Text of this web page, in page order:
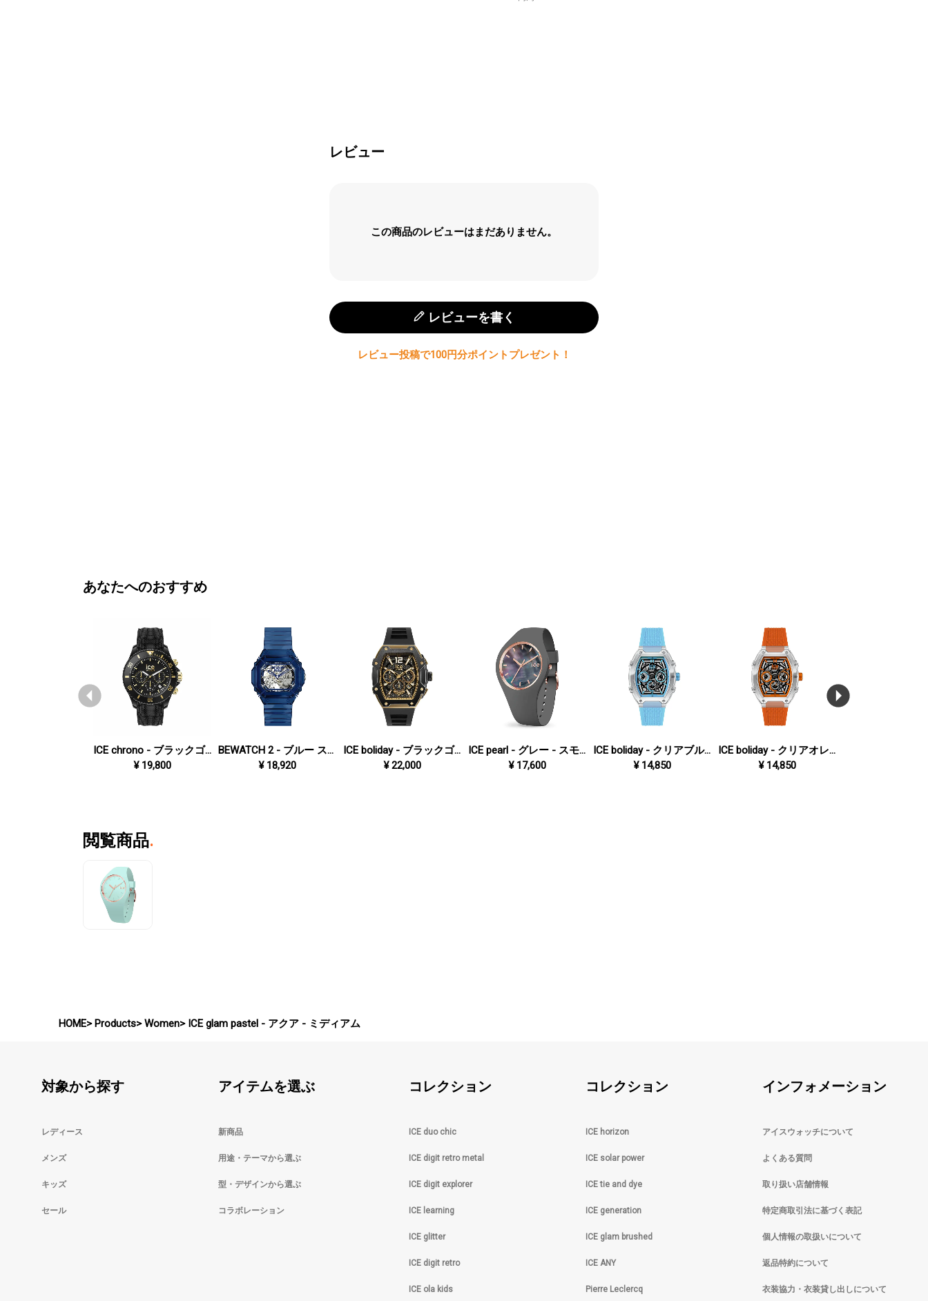
レビューを書く
あなたへのおすすめ
ICE chrono - ブラックゴールド - ミディアム
¥ 19,800
BEWATCH 2 - ブルー スケルトン 48mm オート
¥ 18,920
ICE boliday - ブラックゴールド - スチール - ラージ
¥ 22,000
ICE pearl - グレー - スモール
¥ 17,600
ICE boliday - クリアブルースケル - プラスチック - ミディアム - MT
¥ 14,850
ICE boliday - クリアオレンジスケル - プラスチック - ミディアム - MT
¥ 14,850
閲覧商品.
HOME Products Women ICE glam pastel - アクア - ミディアム
対象から探す
レディース
メンズ
キッズ
セール
アイテムを選ぶ
新商品
用途・テーマから選ぶ
型・デザインから選ぶ
コラボレーション
コレクション
ICE duo chic
ICE digit retro metal
ICE digit explorer
ICE learning
ICE glitter
ICE digit retro
ICE ola kids
コレクション
ICE horizon
ICE solar power
ICE tie and dye
ICE generation
ICE glam brushed
ICE ANY
Pierre Leclercq
インフォメーション
アイスウォッチについて
よくある質問
取り扱い店舗情報
特定商取引法に基づく表記
個人情報の取扱いについて
返品特約について
衣装協力・衣装貸し出しについて